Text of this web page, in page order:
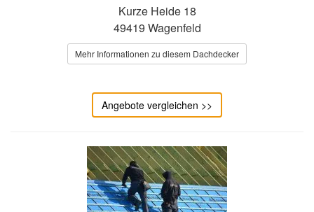
Kurze Heide 18
49419 Wagenfeld
Mehr Informationen zu diesem Dachdecker
Angebote vergleichen >>